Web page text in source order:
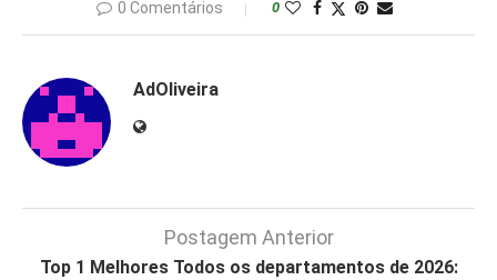
0 Comentários 0
AdOliveira
Postagem Anterior
Top 1 Melhores Todos os departamentos de 2026: